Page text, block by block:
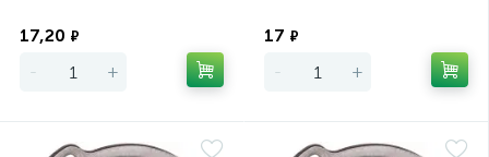
17,20 ₽
- +
17 ₽
- +